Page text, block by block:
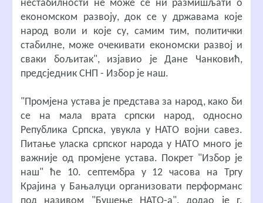
нестабилности не може се ни размишљати о
економском развоју, док се у државама које
народ воли и које су, самим тим, политички
стабилне, може очекивати економски развој и
сваки бољитак", изјавио је Дане Чанковић,
предсједник СНП - Избор је наш.
"Промјена устава је представа за народ, како би
се на мала врата српски народ, односно
Република Српска, увукла у НАТО војни савез.
Питање уласка српског народа у НАТО много је
важније од промјене устава. Покрет "Избор је
наш" ће 10. септембра у 12 часова на Тргу
Крајина у Бањалуци организовати перформанс